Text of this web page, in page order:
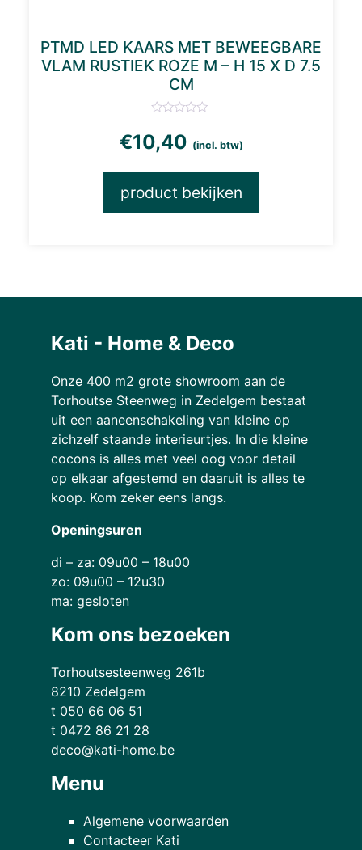
PTMD LED KAARS MET BEWEEGBARE
VLAM RUSTIEK ROZE M – H 15 X D 7.5
CM
€10,40 (incl. btw)
product bekijken
Kati - Home & Deco
Onze 400 m2 grote showroom aan de
Torhoutse Steenweg in Zedelgem bestaat
uit een aaneenschakeling van kleine op
zichzelf staande interieurtjes. In die kleine
cocons is alles met veel oog voor detail
op elkaar afgestemd en daaruit is alles te
koop. Kom zeker eens langs.
Openingsuren
di – za: 09u00 – 18u00
zo: 09u00 – 12u30
ma: gesloten
Kom ons bezoeken
Torhoutsesteenweg 261b
8210 Zedelgem
t 050 66 06 51
t 0472 86 21 28
deco@kati-home.be
Menu
Algemene voorwaarden
Contacteer Kati